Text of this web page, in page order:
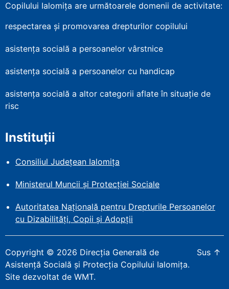
Copilului Ialomița are următoarele domenii de activitate:
respectarea și promovarea drepturilor copilului
asistența socială a persoanelor vârstnice
asistența socială a persoanelor cu handicap
asistența socială a altor categorii aflate în situație de
risc
Instituții
Consiliul Județean Ialomița
Ministerul Muncii și Protecției Sociale
Autoritatea Națională pentru Drepturile Persoanelor
cu Dizabilități, Copii și Adopții
Copyright © 2026 Direcția Generală de
Asistență Socială și Protecția Copilului Ialomița.
Site dezvoltat de WMT.
Sus ↑